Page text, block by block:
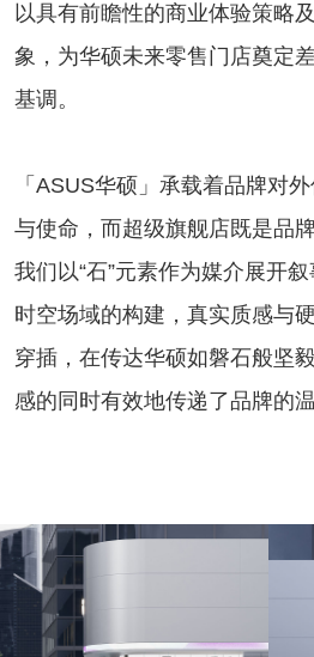
以具有前瞻性的商业体验策略
象，为华硕未来零售门店奠定
基调。
「ASUS华硕」承载着品牌对
与使命，而超级旗舰店既是品
我们以“石”元素作为媒介展开
时空场域的构建，真实质感与
穿插，在传达华硕如磐石般坚
感的同时有效地传递了品牌的